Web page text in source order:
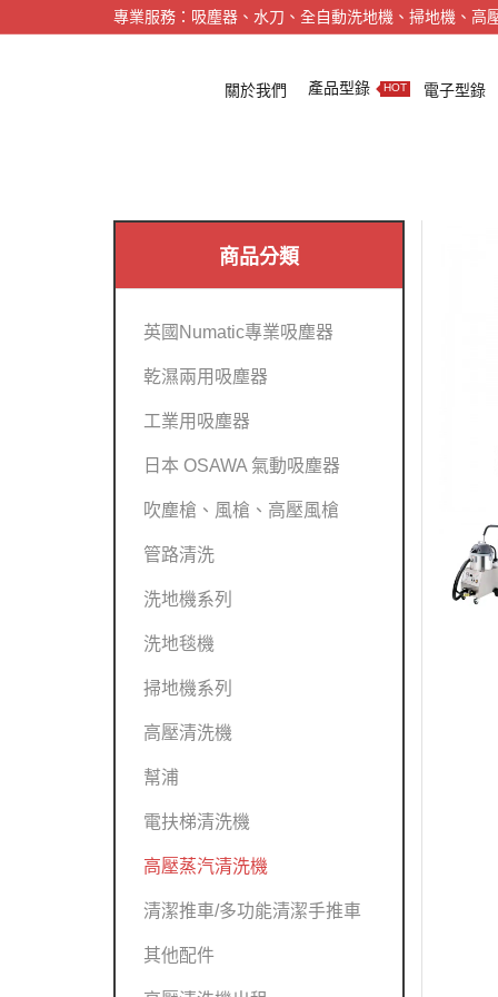
專業服務：吸塵器、水刀、全自動洗地機、掃地機、高
關於我們 產品型錄 HOT 電子型錄
商品分類
英國Numatic專業吸塵器
乾濕兩用吸塵器
工業用吸塵器
日本 OSAWA 氣動吸塵器
吹塵槍、風槍、高壓風槍
管路清洗
洗地機系列
洗地毯機
掃地機系列
高壓清洗機
幫浦
電扶梯清洗機
高壓蒸汽清洗機
清潔推車/多功能清潔手推車
其他配件